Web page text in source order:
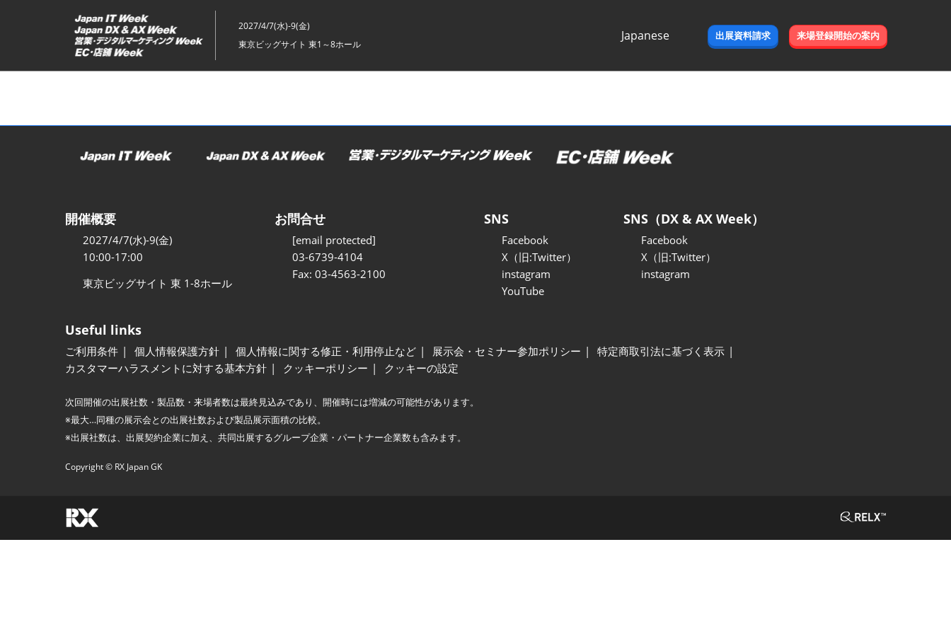
ッ
2027/4/7(水)-9(金)
東京ビッグサイト 東1～8ホール
Japanese
出展資料請求 来場登録開始の案内
開催概要
2027/4/7(水)-9(金)
10:00-17:00
東京ビッグサイト 東 1-8ホール
お問合せ
[email protected]
03-6739-4104
Fax: 03-4563-2100
SNS
Facebook
X（旧:Twitter）
instagram
YouTube
SNS（DX & AX Week）
Facebook
X（旧:Twitter）
instagram
Useful links
ご利用条件 個人情報保護方針 個人情報に関する修正・利用停止など 展示会・セミナー参加ポリシー
特定商取引法に基づく表示
カスタマーハラスメントに対する基本方針
クッキーポリシー クッキーの設定
次回開催の出展社数・製品数・来場者数は最終見込みであり、開催時には増減の可能性があります。
※最大…同種の展示会との出展社数および製品展示面積の比較。
※出展社数は、出展契約企業に加え、共同出展するグループ企業・パートナー企業数も含みます。
Copyright © RX Japan GK